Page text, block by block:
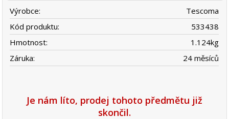
Výrobce:
Tescoma
Kód produktu:
533438
Hmotnost:
1.124kg
Záruka:
24 měsíců
Je nám líto, prodej tohoto předmětu již
skončil.